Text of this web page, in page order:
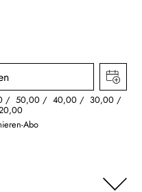
50,00 40,00 30,00
Abo